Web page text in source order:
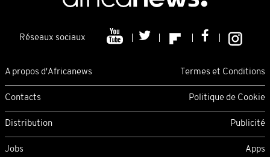
Réseaux sociaux
A propos d'Africanews Termes et Conditions
Contacts Politique de Cookie
Distribution Publicité
Jobs Apps